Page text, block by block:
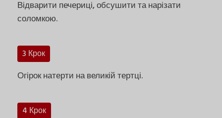
Відварити печериці, обсушити та нарізати
соломкою.
3 Крок
Огірок натерти на великій тертці.
4 Крок